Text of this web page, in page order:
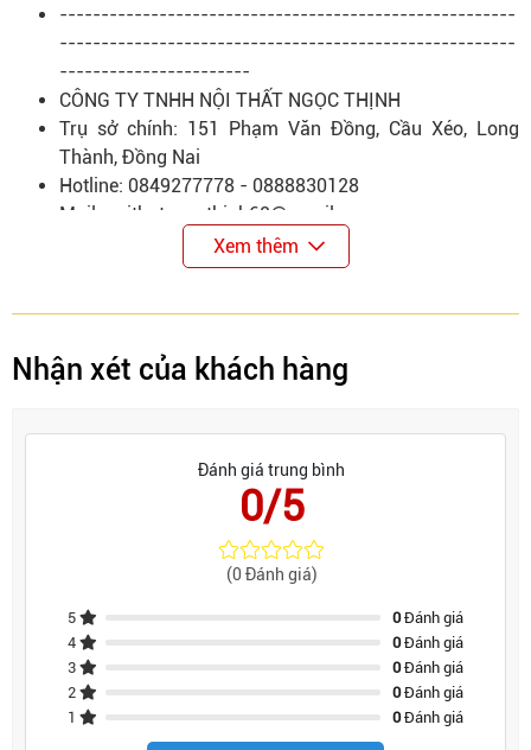
-------------------------------------------------------
-------------------------------------------------------
-----------------------
CÔNG TY TNHH NỘI THẤT NGỌC THỊNH
Trụ sở chính: 151 Phạm Văn Đồng, Cầu Xéo, Long
Thành, Đồng Nai
Hotline: 0849277778 - 0888830128
Mail: noithatngocthinh68@gmail.com
Xem thêm
Nhận xét của khách hàng
Đánh giá trung bình
0/5
(0 Đánh giá)
5 0Đánh giá
4
0Đánh giá
3
0Đánh giá
2
0Đánh giá
1
0Đánh giá